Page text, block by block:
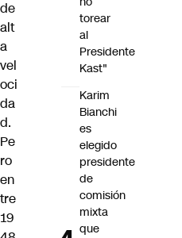
de
alt
a
vel
oci
da
d.
Pe
ro
en
tre
19
torear
al
Presidente
Kast"
Karim
Bianchi
es
elegido
presidente
de
comisión
mixta
que